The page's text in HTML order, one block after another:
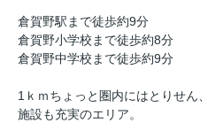
倉賀野駅まで徒歩約9分
倉賀野小学校まで徒歩約8分
倉賀野中学校まで徒歩約9分
1ｋｍちょっと圏内にはとりせん
施設も充実のエリア。